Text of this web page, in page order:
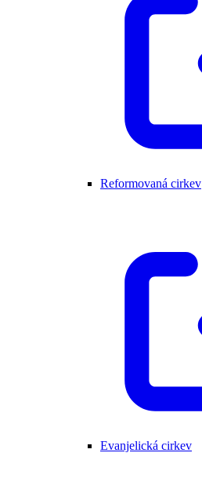
Reformovaná cirkev
Evanjelická cirkev